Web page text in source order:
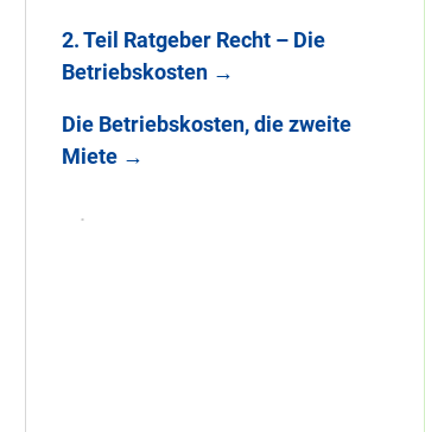
2. Teil Ratgeber Recht – Die
Betriebskosten →
Die Betriebskosten, die zweite
Miete →